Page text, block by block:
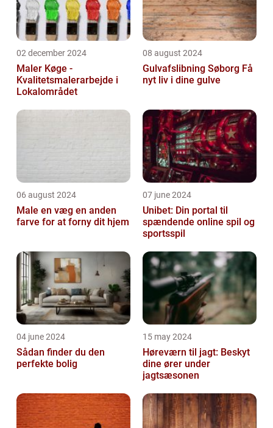
02 december 2024
Maler Køge -
Kvalitetsmalerarbejde i
Lokalområdet
08 august 2024
Gulvafslibning Søborg Få
nyt liv i dine gulve
06 august 2024
Male en væg en anden
farve for at forny dit hjem
07 june 2024
Unibet: Din portal til
spændende online spil og
sportsspil
04 june 2024
Sådan finder du den
perfekte bolig
15 may 2024
Høreværn til jagt: Beskyt
dine ører under
jagtsæsonen